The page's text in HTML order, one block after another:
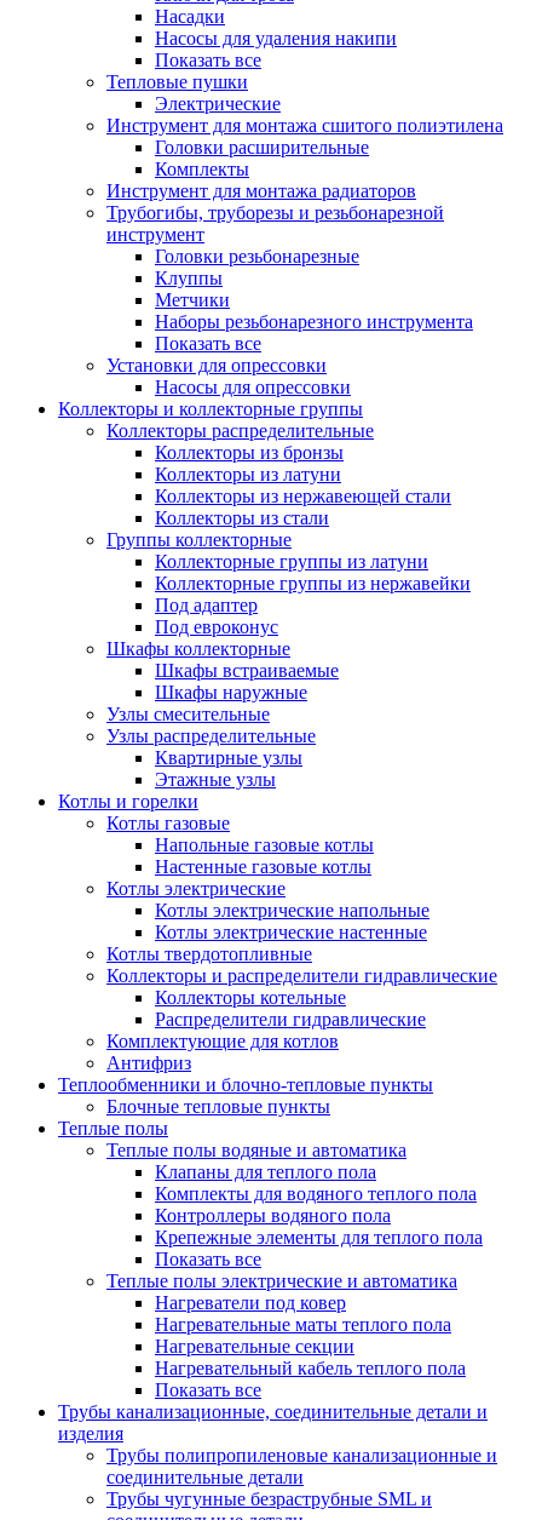
Насадки
Насосы для удаления накипи
Показать все
Тепловые пушки
Электрические
Инструмент для монтажа сшитого полиэтилена
Головки расширительные
Комплекты
Инструмент для монтажа радиаторов
Трубогибы, труборезы и резьбонарезной
инструмент
Головки резьбонарезные
Клуппы
Метчики
Наборы резьбонарезного инструмента
Показать все
Установки для опрессовки
Насосы для опрессовки
Коллекторы и коллекторные группы
Коллекторы распределительные
Коллекторы из бронзы
Коллекторы из латуни
Коллекторы из нержавеющей стали
Коллекторы из стали
Группы коллекторные
Коллекторные группы из латуни
Коллекторные группы из нержавейки
Под адаптер
Под евроконус
Шкафы коллекторные
Шкафы встраиваемые
Шкафы наружные
Узлы смесительные
Узлы распределительные
Квартирные узлы
Этажные узлы
Котлы и горелки
Котлы газовые
Напольные газовые котлы
Настенные газовые котлы
Котлы электрические
Котлы электрические напольные
Котлы электрические настенные
Котлы твердотопливные
Коллекторы и распределители гидравлические
Коллекторы котельные
Распределители гидравлические
Комплектующие для котлов
Антифриз
Теплообменники и блочно-тепловые пункты
Блочные тепловые пункты
Теплые полы
Теплые полы водяные и автоматика
Клапаны для теплого пола
Комплекты для водяного теплого пола
Контроллеры водяного пола
Крепежные элементы для теплого пола
Показать все
Теплые полы электрические и автоматика
Нагреватели под ковер
Нагревательные маты теплого пола
Нагревательные секции
Нагревательный кабель теплого пола
Показать все
Трубы канализационные, соединительные детали и
изделия
Трубы полипропиленовые канализационные и
соединительные детали
Трубы чугунные безраструбные SML и